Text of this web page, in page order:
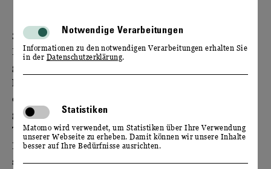
Sachsen ist das nordöstlichste Weinbaugebiet
Deutschlands. Hier im Elbtal, am 51. Breitengrad
gelegen, reifen die Trauben unter einzigartigen
klimatischen Bedingungen: Sie werden begünstigt
durch die Einflüsse des Kontinentalklimas, die
großen Temperaturunterschiede zwischen warmen
Tagen und kühlen Nächten sowie durch eine lange
Reifezeit. So behalten die sächsischen Trauben bis
spät in die Reife ihre ausgeprägten Aromen und ihre
Notwendige Verarbeitungen
Informationen zu den notwendigen Verarbeitungen erhalten Sie
in der Datenschutzerklärung.
Statistiken
Matomo wird verwendet, um Statistiken über Ihre Verwendung
unserer Webseite zu erheben. Damit können wir unsere Inhalte
besser auf Ihre Bedürfnisse ausrichten.